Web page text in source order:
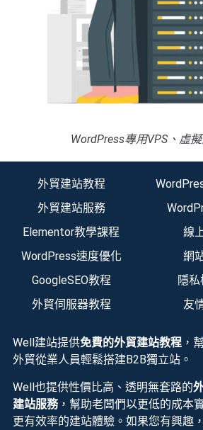
WordPress專用VPS、虛
外貿建站教程
外貿建站服務
Elementor教學課程
WordPress速度優化
GoogleSEO教程
外貿伺服器教程
線
網
隱
友
Well建站提供免費的外貿建站教程，
外貿從業人員輕鬆搭建B2B獨立站。
Well也提供性價比高、透明無套路的
建站服務，幫助老闆們以更低的成本
更有效率的建站體驗。如果您有興趣